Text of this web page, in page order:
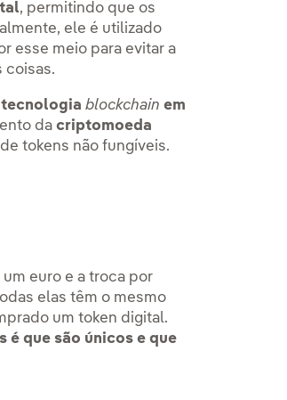
, permitindo que os
ele é utilizado
esse meio para evitar a
coisas.
tecnologiablockchain em
dacriptomoeda
tokens não fungíveis.
euro e a troca por
elas têm o mesmo
um token digital.
é que são únicos e que